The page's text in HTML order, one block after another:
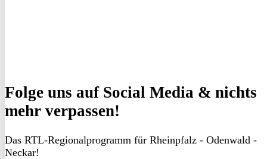
Folge uns auf Social Media & nichts
mehr verpassen!
Das RTL-Regionalprogramm für Rheinpfalz - Odenwald -
Neckar!